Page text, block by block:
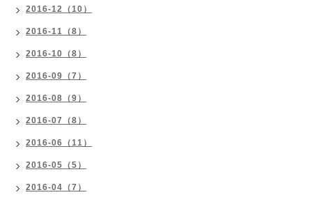
2016-12（10）
2016-11（8）
2016-10（8）
2016-09（7）
2016-08（9）
2016-07（8）
2016-06（11）
2016-05（5）
2016-04（7）